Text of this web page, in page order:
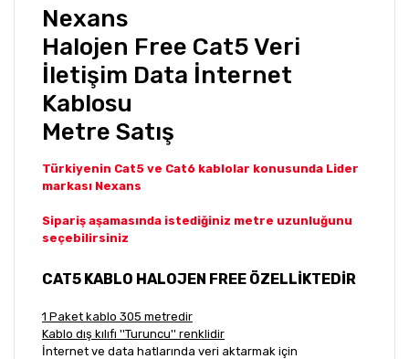
Nexans
Halojen Free Cat5 Veri
İletişim Data İnternet
Kablosu
Metre Satış
Türkiyenin Cat5 ve Cat6 kablolar konusunda Lider
markası Nexans
Sipariş aşamasında istediğiniz metre uzunluğunu
seçebilirsiniz
CAT5 KABLO HALOJEN FREE ÖZELLİKTEDİR
1 Paket kablo 305 metredir
Kablo dış kılıfı ''Turuncu'' renklidir
İnternet ve data hatlarında veri aktarmak için